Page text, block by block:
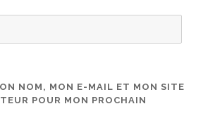
NOM, MON E-MAIL ET MON SITE
POUR MON PROCHAIN